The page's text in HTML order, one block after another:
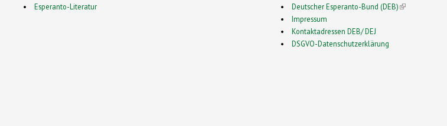
Esperanto-Literatur
Deutscher Esperanto-Bund (DEB)(link is external)
Impressum
Kontaktadressen DEB/ DEJ
DSGVO-Datenschutzerklärung